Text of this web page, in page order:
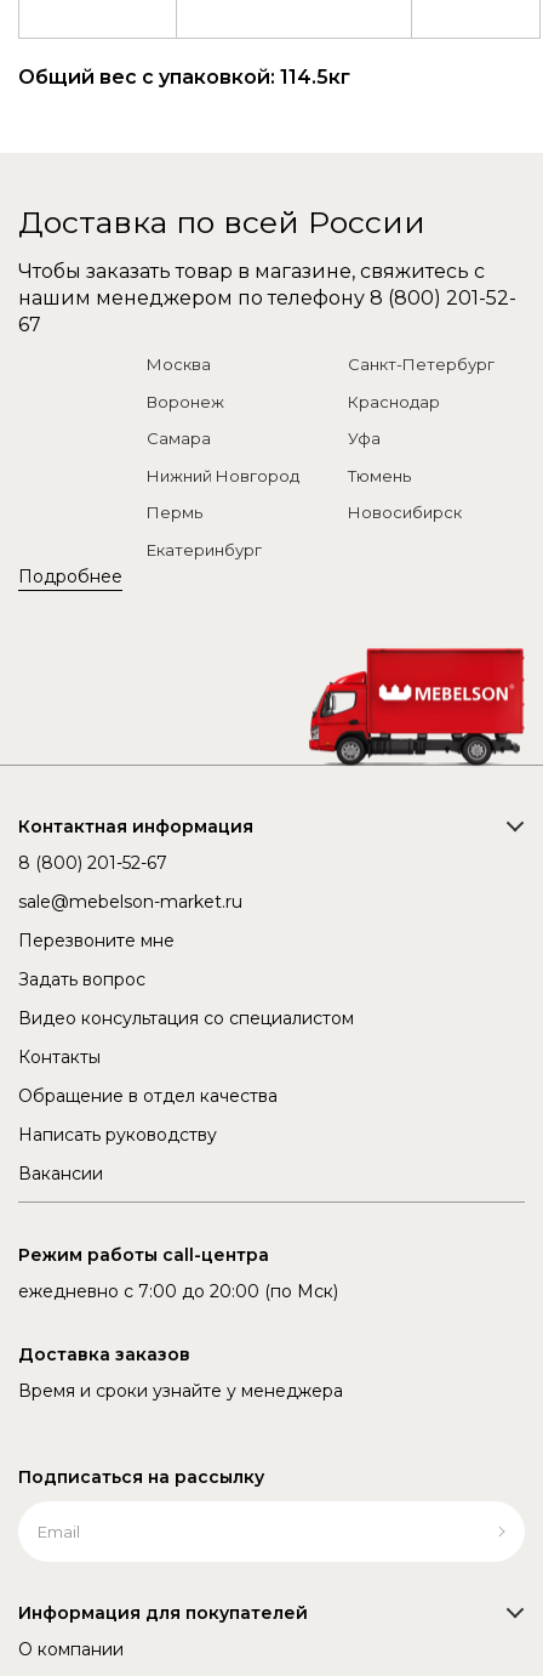
Общий вес с упаковкой: 114.5кг
Доставка по всей России
Чтобы заказать товар в магазине, свяжитесь с
нашим менеджером по телефону 8 (800) 201-52-
67
Подробнее
Москва
Санкт-Петербург
Воронеж
Краснодар
Самара
Уфа
Нижний Новгород
Тюмень
Пермь
Новосибирск
Екатеринбург
Контактная информация
8 (800) 201-52-67
sale@mebelson-market.ru
Перезвоните мне
Задать вопрос
Видео консультация со специалистом
Контакты
Обращение в отдел качества
Написать руководству
Вакансии
Режим работы call-центра
ежедневно с 7:00 до 20:00 (по Мск)
Доставка заказов
Время и сроки узнайте у менеджера
Подписаться на рассылку
Информация для покупателей
О компании